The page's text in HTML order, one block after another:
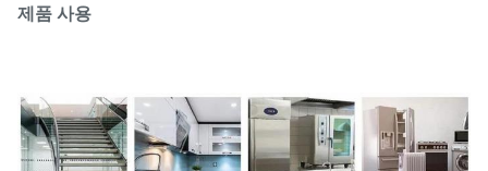
제품 사용